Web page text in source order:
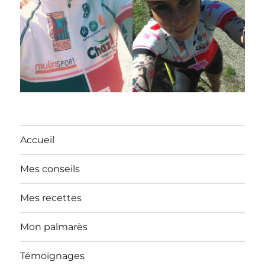
Accueil
Mes conseils
Mes recettes
Mon palmarès
Témoignages